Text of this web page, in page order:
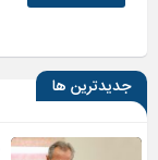
جدیدترین ها